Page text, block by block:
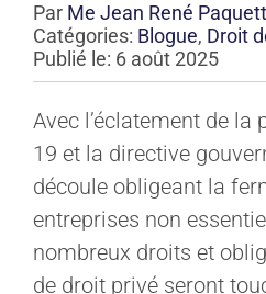
Par Me Jean René
Catégories: Blogue, Droit
Publié le: 6 août 2025
Avec l’éclatement de la
19 et la directive
découle obligeant la
entreprises non
nombreux droits et
de droit privé seront